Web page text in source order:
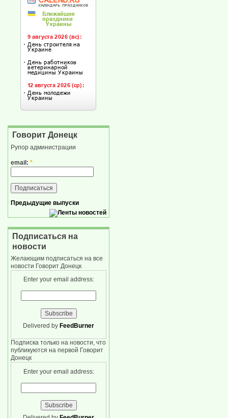
Говорит Донецк
Рупор администрации
email: *
Предыдущие выпуски
Подписаться на
новости
Желающим подписаться на все
новости Говорит Донецк
Enter your email address:
Delivered by FeedBurner
Подписка только на новости, что
публикуются на первой Говорит
Донецк
Enter your email address: